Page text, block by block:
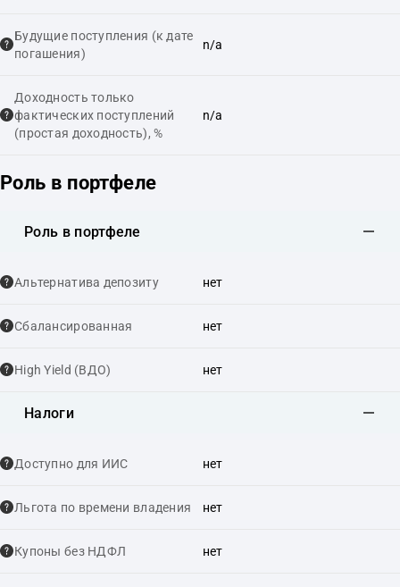
Будущие поступления (к дате
погашения)
n/a
Доходность только
фактических поступлений
(простая доходность), %
n/a
Роль в портфеле
Роль в портфеле
Альтернатива депозиту нет
Сбалансированная нет
High Yield (ВДО) нет
Налоги
Доступно для ИИС нет
Льгота по времени владения нет
Купоны без НДФЛ нет